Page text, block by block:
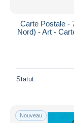
Carte Postale -
Nord) - Art -
Statut
Nouveau